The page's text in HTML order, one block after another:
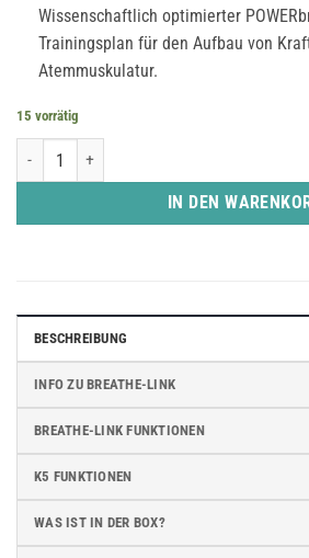
Wissenschaftlich optimierter
Trainingsplan für den Aufbau von
Atemmuskulatur.
15 vorrätig
POWERbreathe K5 - mit erweiterter Live
IN DEN
BESCHREIBUNG
INFO ZU BREATHE-LINK
BREATHE-LINK FUNKTIONEN
K5 FUNKTIONEN
WAS IST IN DER BOX?